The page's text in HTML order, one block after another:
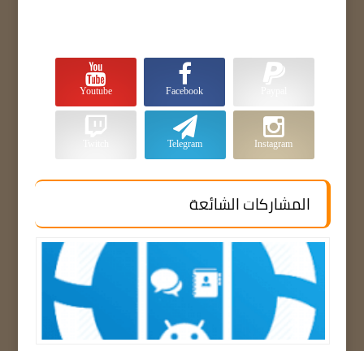
Facebook
Youtube
Instagram
Telegram
المشاركات الشائعة